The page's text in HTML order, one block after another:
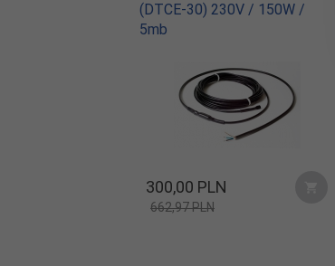
(DTCE-30) 230V / 150W /
5mb
300,00 PLN
662,97 PLN